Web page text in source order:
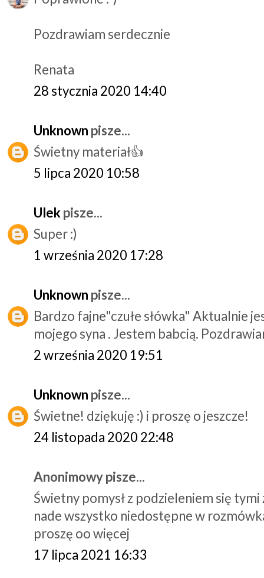
Pozdrawiam serdecznie
Renata
28 stycznia 2020 14:40
Unknown pisze...
Świetny materiał👍
5 lipca 2020 10:58
Ulekpisze...
Super :)
1 września 2020 17:28
Unknown pisze...
Bardzo fajne"czułe słówka" Aktualnie
mojego syna . Jestem babcią.
2 września 2020 19:51
Unknown pisze...
Świetne! dziękuję :) i proszę o jeszcze!
24 listopada 2020 22:48
Anonimowy pisze...
Świetny pomysł z podzieleniem się
nade wszystko niedostępne w
proszę oo więcej
17 lipca 2021 16:33